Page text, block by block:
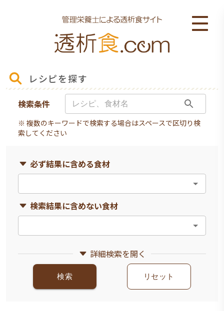
レシピを探す
検索条件
※ 複数のキーワードで検索する場合はスペースで区切り検
索してください
必ず結果に含める食材
検索結果に含めない食材
詳細検索を開く
検索 リセット